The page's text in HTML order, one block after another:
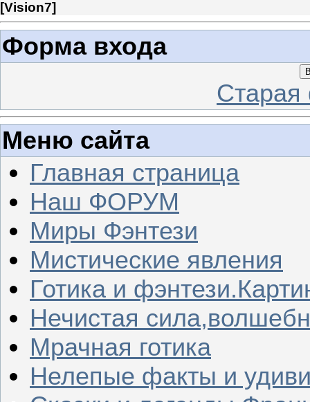
[Vision7]
Форма входа
Меню сайта
Главная страница
Наш ФОРУМ
Миры Фэнтези
Мистические явления
Готика и
Нечистая
Мрачная готика
Нелепые факты и